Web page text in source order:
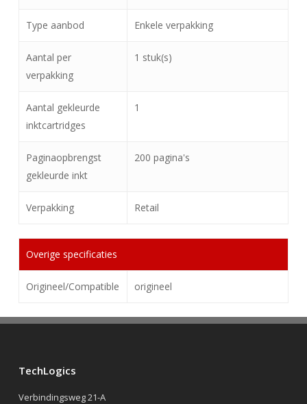
Type aanbod Enkele verpakking
Aantal per
verpakking
1 stuk(s)
Aantal gekleurde
inktcartridges
1
Paginaopbrengst
gekleurde inkt
200 pagina's
Verpakking Retail
Overige specificaties
Origineel/Compatible origineel
TechLogics
Verbindingsweg 21-A